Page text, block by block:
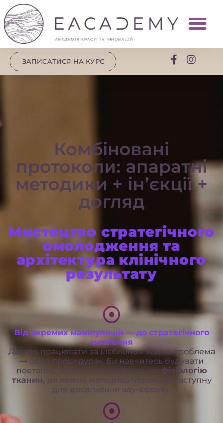
ЗАПИСАТИСЯ НА КУРС
Комбіновані
протоколи: апаратні
методики + інʼєкції +
догляд
Мистецтво стратегічного
омолодження та
архітектура клінічного
результату
Від окремих маніпуляцій — до стратегічного
мислення
Досить працювати за шаблоном «одна проблема
— одна процедура». Ви навчитесь будувати
поетапну терапію, спираючись на фізіологію
тканин,
де кожна методика підсилює наступну
для досягнення вау-ефекту.